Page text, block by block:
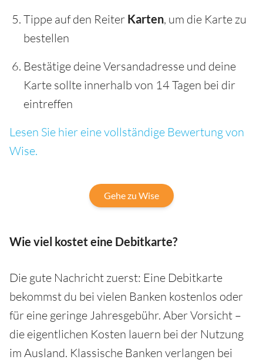
Tippe auf den Reiter Karten, um die Karte zu
bestellen
Bestätige deine Versandadresse und deine
Karte sollte innerhalb von 14 Tagen bei dir
eintreffen
Lesen Sie hier eine vollständige Bewertung von
Wise.
Gehe zu Wise
Wie viel kostet eine Debitkarte?
Die gute Nachricht zuerst: Eine Debitkarte
bekommst du bei vielen Banken kostenlos oder
für eine geringe Jahresgebühr. Aber Vorsicht –
die eigentlichen Kosten lauern bei der Nutzung
im Ausland. Klassische Banken verlangen bei